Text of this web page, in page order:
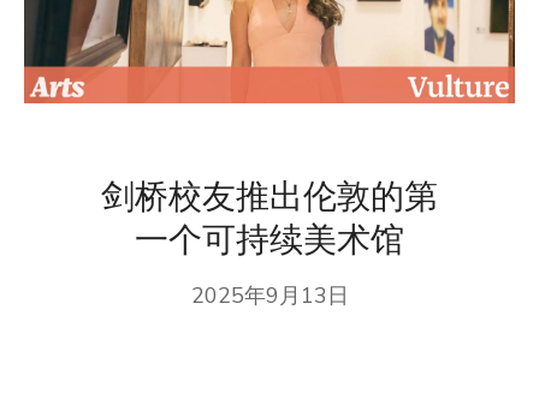
剑桥校友推出伦敦的第
一个可持续美术馆
2025年9月13日